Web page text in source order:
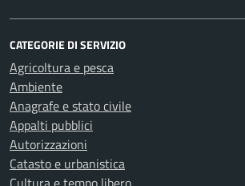
CATEGORIE DI SERVIZIO
Agricoltura e pesca
Ambiente
Anagrafe e stato civile
Appalti pubblici
Autorizzazioni
Catasto e urbanistica